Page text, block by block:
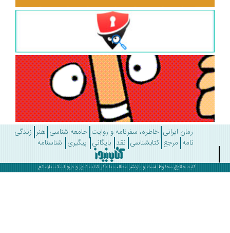
رمان ایرانی خاطره، سفرنامه و روایت جامعه شناسی هنر زندگی
مرجع کتابشناسی نقد بایگانی پیگیری شناسنامه
کلیه حقوق محفوظ است و بازنشر مطالب با ذکرکتاب نیوز و درج لینک، بلامانع .